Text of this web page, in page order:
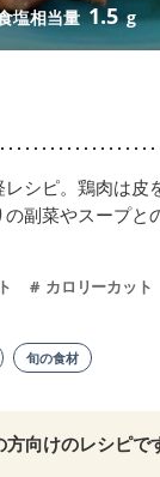
塩相当量1.5 g
シピ。鶏肉は皮
副菜やスープと
カロリーカット
旬の食材
方向けのレシピで